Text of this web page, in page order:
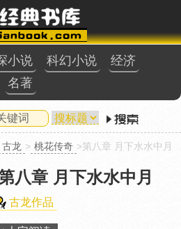
小说 科幻小说
经济
名著
古龙 > 桃花传奇 >第八章 月下水水中月
八章 月下水水中月
古龙作品